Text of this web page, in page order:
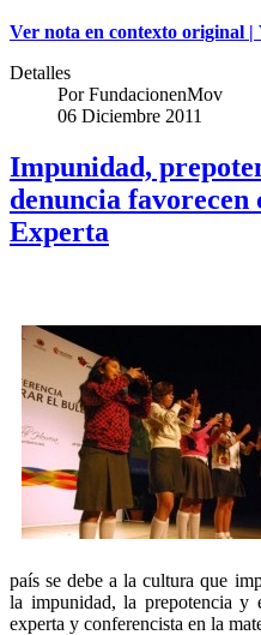
Ver nota en contexto original
Detalles
PorFundacionenMov
06 Diciembre 2011
Impunidad,
denuncia favorecen
Experta
país se debe a la cultura que
la impunidad, la prepotencia y
experta y conferencista en la